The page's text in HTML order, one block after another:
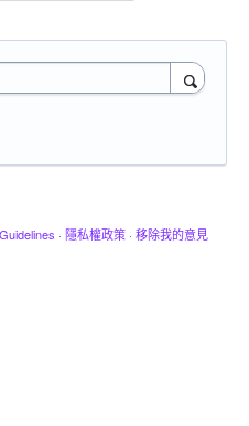
· 隱私權政策 · 移除我的意見